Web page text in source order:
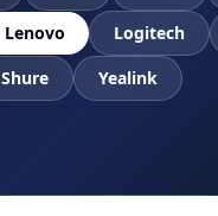
Lenovo Logitech
Shure Yealink